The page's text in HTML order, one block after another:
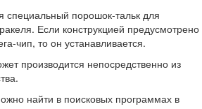
специальный порошок-тальк для
Если конструкцией предусмотрено
чип, то он устанавливается.
производится непосредственно из
найти в поисковых программах в